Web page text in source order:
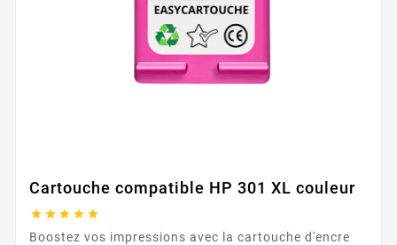
Cartouche compatible HP 301 XL couleur
    
Boostez vos impressions avec la cartouche d'encre